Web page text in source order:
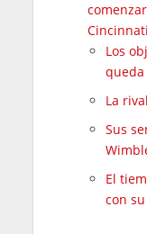
Los
queda
La
Sus
El
con